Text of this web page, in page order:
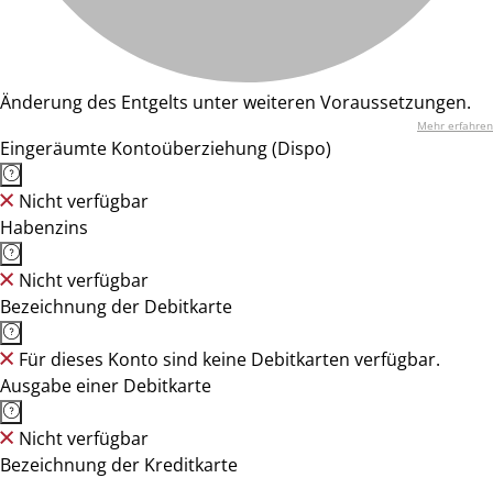
Änderung des Entgelts unter weiteren Voraussetzungen.
Mehr erfahren
Eingeräumte Kontoüberziehung (Dispo)
Nicht verfügbar
Habenzins
Nicht verfügbar
Bezeichnung der Debitkarte
Für dieses Konto sind keine Debitkarten verfügbar.
Ausgabe einer Debitkarte
Nicht verfügbar
Bezeichnung der Kreditkarte